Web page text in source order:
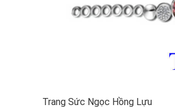
Trang Sức Ngọc Hồng Lựu